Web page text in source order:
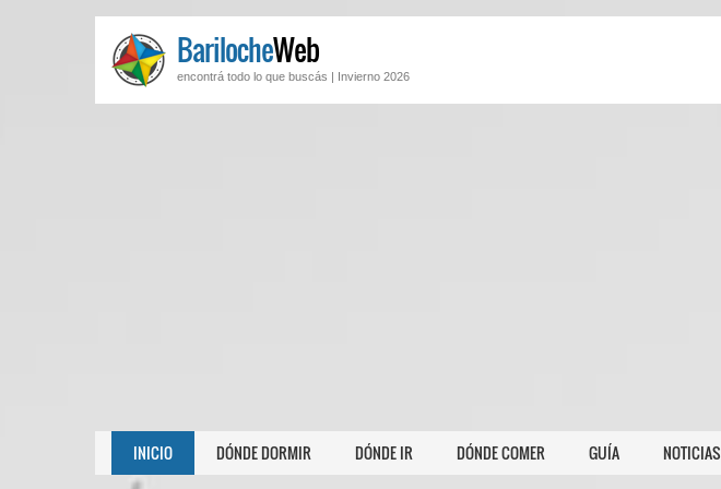
BarilocheWeb
encontrá todo lo que buscás | Invierno 2026
INICIO DÓNDE DORMIR DÓNDE IR DÓNDE COMER GUÍA NOTICIAS